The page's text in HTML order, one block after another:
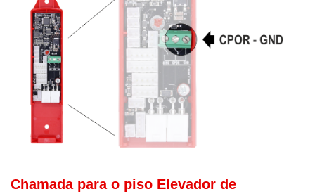
Chamada para o piso Elevador de